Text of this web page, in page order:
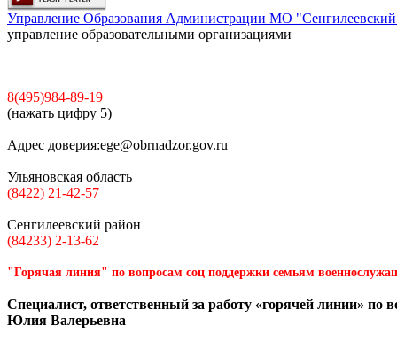
Управление Образования Администрации МО
управление образовательными организациями
8(495)984-89-19
(нажать цифру 5)
Адрес доверия:ege@obrnadzor.gov.ru
Ульяновская область
(8422) 21-42-57
Сенгилеевский район
(84233) 2-13-62
"Горячая линия" по вопросам соц поддержки семьям
Специалист, ответственный за работу «горячей линии»
Юлия Валерьевна